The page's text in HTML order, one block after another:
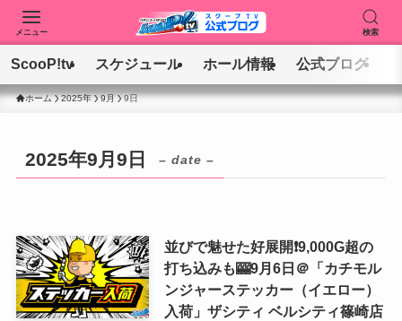
検索
メニュー
ScooP!tv スケジュール ホール情報 公式ブログ
ホーム 2025年 9月 9日
2025年9月9日 – date –
並びで魅せた好展開❗️9,000G超の
打ち込みも🎰9月6日＠「カチモル
ンジャーステッカー（イエロー）
入荷」ザシティ ベルシティ篠崎店